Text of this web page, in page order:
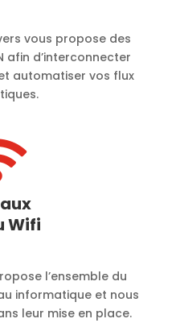
vous propose des
afin d’interconnecter
automatiser vos flux
Wifi
l’ensemble du
informatique et nous
leur mise en place.